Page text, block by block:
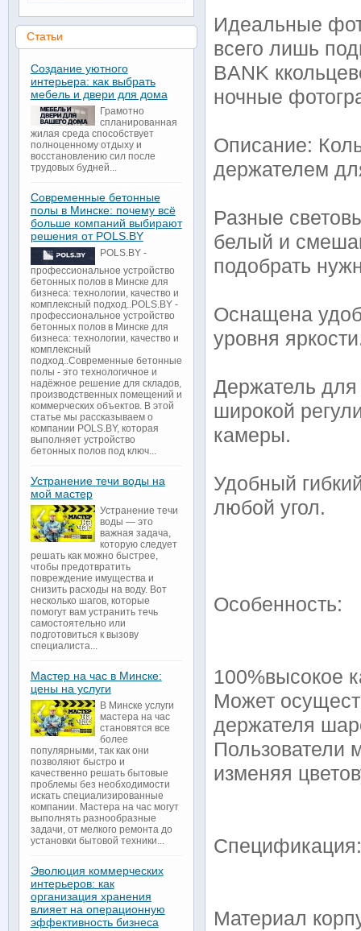
Идеальные
всего лишь
BANK
ночные
Описание:
держателем
Разные
белый и
подобрать
Оснащена
уровня
Держатель
широкой
камеры.
Удобный
любой угол.
Особенность:
100%высокое
Может
держателя
Пользователи
изменяя
Материал
Статьи
Создание уютного
интерьера: как выбрать
мебель и двери для дома
Грамотно
спланированная
жилая среда способствует
полноценному отдыху и
восстановлению сил после
трудовых будней...
Современные бетонные
полы в Минске: почему всё
больше компаний выбирают
решения от POLS.BY
POLS.BY -
профессиональное устройство
бетонных полов в Минске для
бизнеса: технологии, качество и
комплексный подход..POLS.BY -
профессиональное устройство
бетонных полов в Минске для
бизнеса: технологии, качество и
комплексный
подход..Современные бетонные
полы - это технологичное и
надёжное решение для складов,
производственных помещений и
коммерческих объектов. В этой
статье мы рассказываем о
компании POLS.BY, которая
выполняет устройство
бетонных полов под ключ...
Устранение течи воды на
мой мастер
Устранение течи
воды — это
важная задача,
которую следует
решать как можно быстрее,
чтобы предотвратить
повреждение имущества и
снизить расходы на воду. Вот
несколько шагов, которые
помогут вам устранить течь
самостоятельно или
подготовиться к вызову
специалиста...
Мастер на час в Минске:
цены на услуги
В Минске услуги
мастера на час
становятся все
более
популярными, так как они
позволяют быстро и
качественно решать бытовые
проблемы без необходимости
искать специализированные
компании. Мастера на час могут
выполнять разнообразные
задачи, от мелкого ремонта до
установки бытовой техники...
Эволюция коммерческих
интерьеров: как
организация хранения
влияет на операционную
эффективность бизнеса